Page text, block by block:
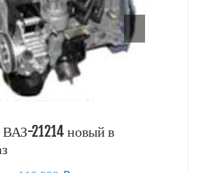
ВАЗ-21214 новый в